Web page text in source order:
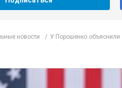
новости У Порошенко объяснили ...